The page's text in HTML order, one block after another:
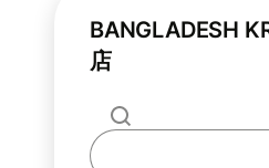
BANGLADESH
店